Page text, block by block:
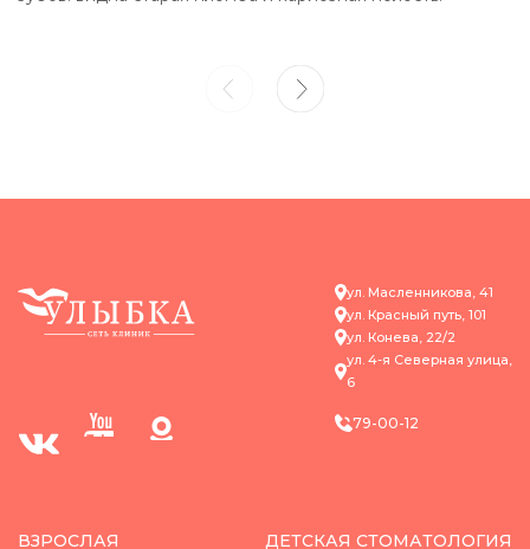
ул. Масленникова, 41
ул. Красный путь, 101
ул. Конева, 22/2
ул. ​4-я Северная улица,
6
79-00-12
ВЗРОСЛАЯ
ДЕТСКАЯ СТОМАТОЛОГИЯ